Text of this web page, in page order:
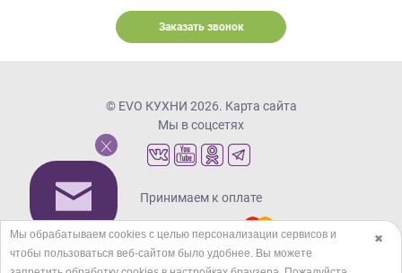
Заказать звонок
© EVO КУХНИ 2026. Карта сайта
Мы в соцсетях
Принимаем к оплате
Кредиты и рассрочка
✖
Мы обрабатываем cookies с целью персонализации сервисов и
чтобы пользоваться веб-сайтом было удобнее. Вы можете